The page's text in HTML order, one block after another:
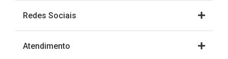
Redes Sociais
Atendimento